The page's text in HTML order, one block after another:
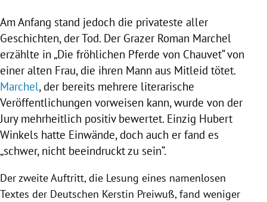
Am Anfang stand jedoch die privateste aller
Geschichten, der Tod. Der Grazer Roman Marchel
erzählte in „Die fröhlichen Pferde von Chauvet“ von
einer alten Frau, die ihren Mann aus Mitleid tötet.
Marchel, der bereits mehrere literarische
Veröffentlichungen vorweisen kann, wurde von der
Jury mehrheitlich positiv bewertet. Einzig Hubert
Winkels hatte Einwände, doch auch er fand es
„schwer, nicht beeindruckt zu sein“.
Der zweite Auftritt, die Lesung eines namenlosen
Textes der Deutschen Kerstin Preiwuß, fand weniger